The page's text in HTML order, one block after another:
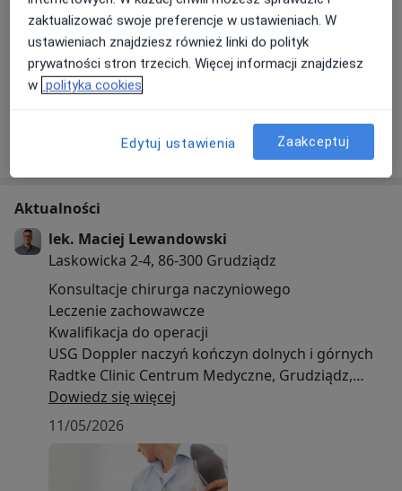
Płatność online akceptowana
Oszczędź swój czas przed wizytą.
Pokaż więcejo doświadczeniu
Aktualności
lek. Maciej Lewandowski
Laskowicka 2-4, 86-300 Grudziądz
Konsultacje chirurga naczyniowego
Leczenie zachowawcze
Kwalifikacja do operacji
USG Doppler naczyń kończyn dolnych i górnych
Radtke Clinic Centrum Medyczne, Grudziądz,
rejestracja 736-79-79-79
Dowiedz się więcej
11/05/2026
zaktualizować swoje preferencje w ustawieniach. W
ustawieniach znajdziesz również linki do polityk
prywatności stron trzecich. Więcej informacji znajdziesz
w polityka cookies
Edytuj ustawienia Zaakceptuj